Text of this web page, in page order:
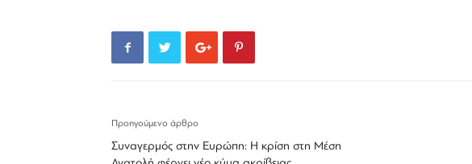
Προηγούμενο άρθρο
Συναγερμός στην Ευρώπη: Η κρίση στη Μέση